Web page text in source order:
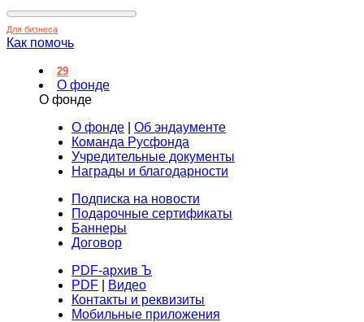
Для бизнеса
Как помочь
29
О фонде
О фонде
О фонде
Об эндаументе
Команда Русфонда
Учредительные документы
Награды и благодарности
Подписка на новости
Подарочные сертификаты
Баннеры
Договор
PDF-архив Ъ
PDF
Видео
Контакты и реквизиты
Мобильные приложения